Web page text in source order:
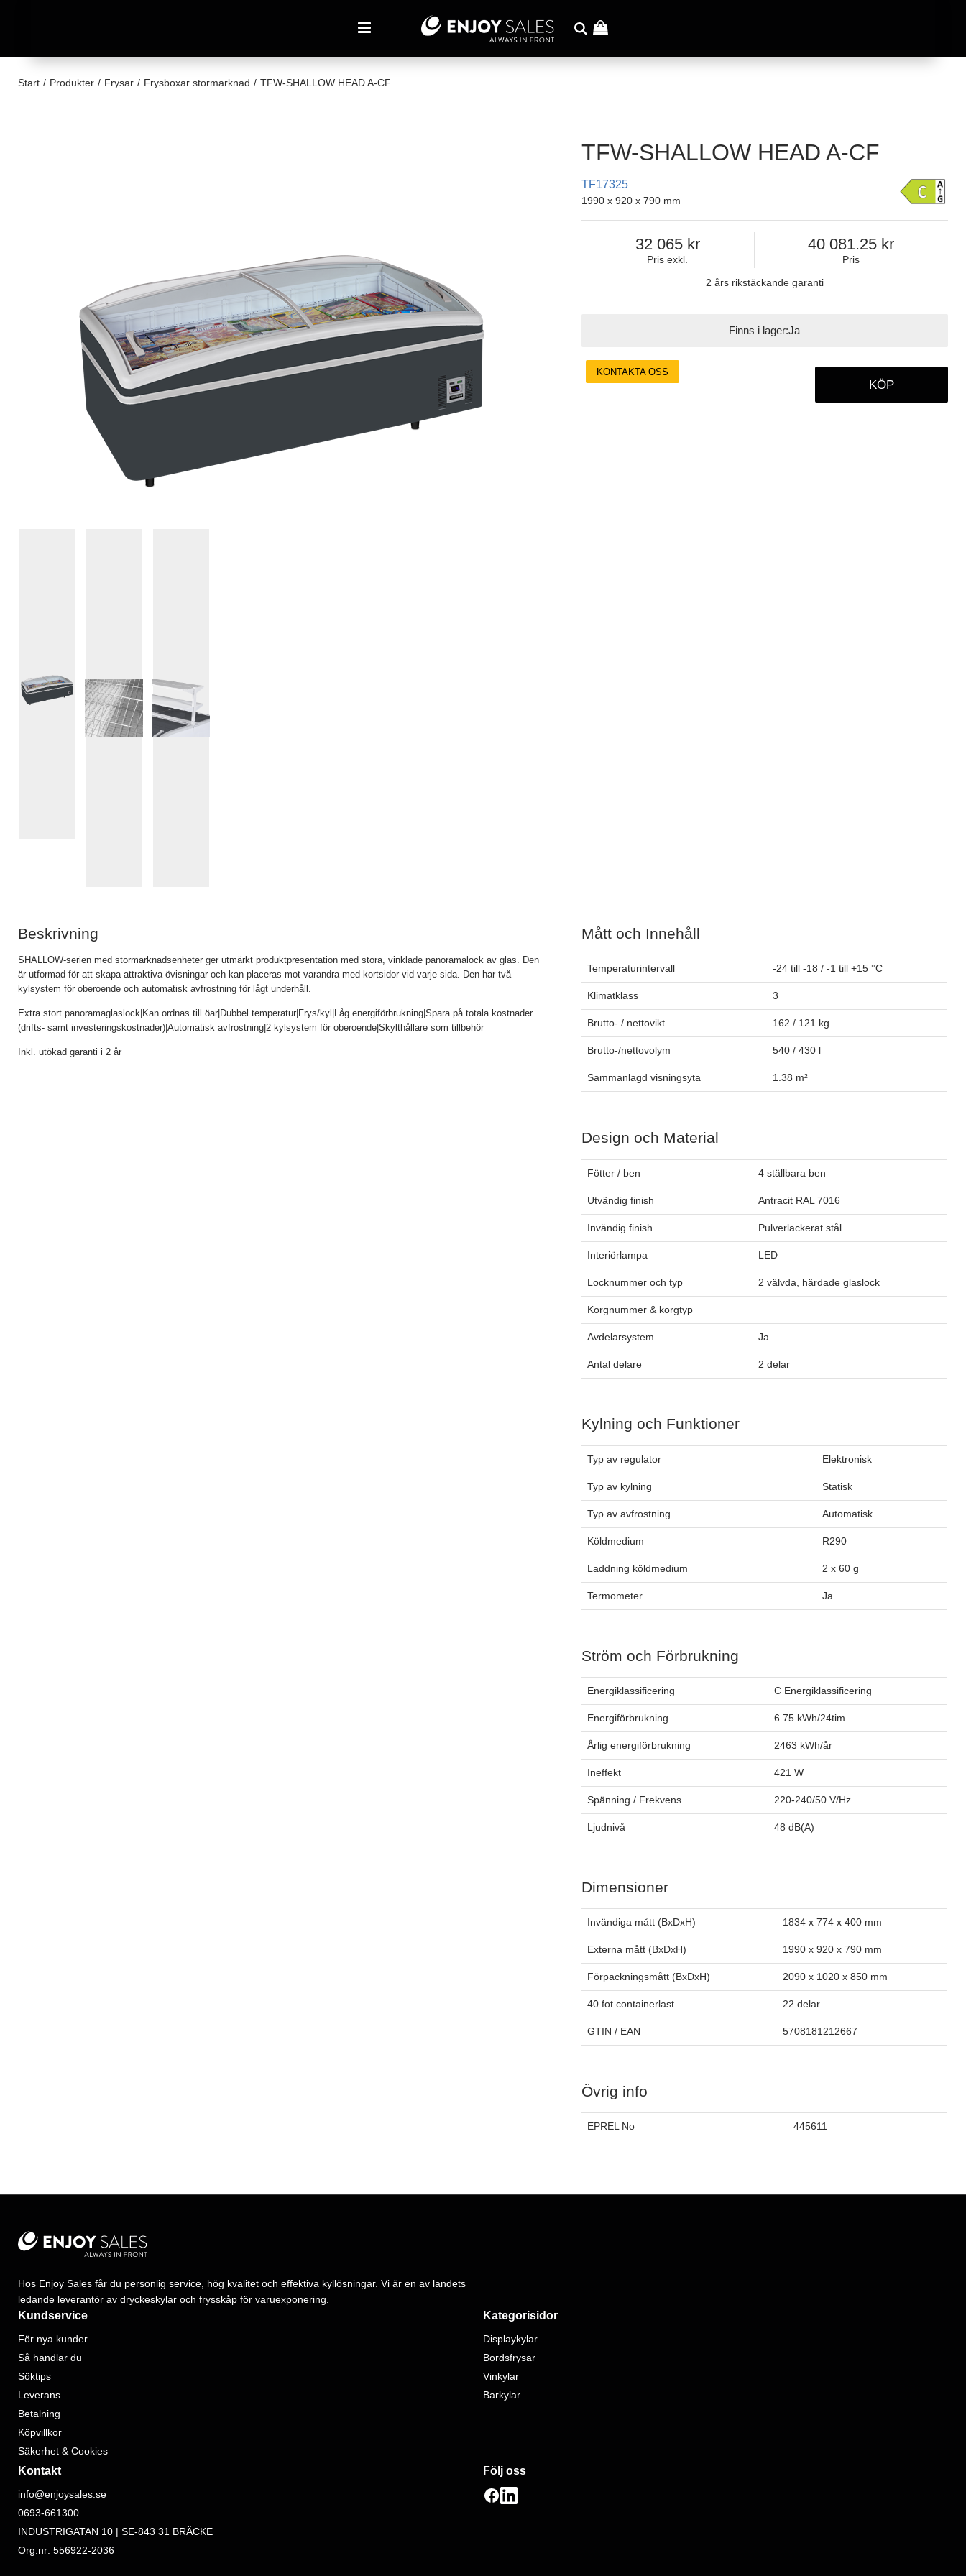
Start / Produkter / Frysar / Frysboxar stormarknad / TFW-SHALLOW HEAD A-CF
TFW-SHALLOW HEAD A-CF
TF17325
1990 x 920 x 790 mm
Pris exkl.
32 065
Pris
40 081.25
2 års rikstäckande garanti
Finns i lager:Ja
KONTAKTA OSS
KÖP
Beskrivning
SHALLOW-serien med stormarknadsenheter ger utmärkt produktpresentation med stora, vinklade panoramalock av glas. Den
är utformad för att skapa attraktiva övisningar och kan placeras mot varandra med kortsidor vid varje sida. Den har två
kylsystem för oberoende och automatisk avfrostning för lågt underhåll.
Extra stort panoramaglaslock|Kan ordnas till öar|Dubbel temperatur|Frys/kyl|Låg energiförbrukning|Spara på totala kostnader
(drifts- samt investeringskostnader)|Automatisk avfrostning|2 kylsystem för oberoende|Skylthållare som tillbehör
Inkl. utökad garanti i 2 år
Mått och Innehåll
Temperaturintervall -24 till -18 / -1 till +15 °C
Klimatklass 3
Brutto- / nettovikt 162 / 121 kg
Brutto-/nettovolym 540 / 430 l
Sammanlagd visningsyta 1.38 m²
Design och Material
Fötter / ben 4 ställbara ben
Utvändig finish Antracit RAL 7016
Invändig finish Pulverlackerat stål
Interiörlampa LED
Locknummer och typ 2 välvda, härdade glaslock
Korgnummer & korgtyp
Avdelarsystem Ja
Antal delare 2 delar
Kylning och Funktioner
Typ av regulator Elektronisk
Typ av kylning Statisk
Typ av avfrostning Automatisk
Köldmedium R290
Laddning köldmedium 2 x 60 g
Termometer Ja
Ström och Förbrukning
Energiklassificering C Energiklassificering
Energiförbrukning 6.75 kWh/24tim
Årlig energiförbrukning 2463 kWh/år
Ineffekt 421 W
Spänning / Frekvens 220-240/50 V/Hz
Ljudnivå 48 dB(A)
Dimensioner
Invändiga mått (BxDxH) 1834 x 774 x 400 mm
Externa mått (BxDxH) 1990 x 920 x 790 mm
Förpackningsmått (BxDxH) 2090 x 1020 x 850 mm
40 fot containerlast 22 delar
GTIN / EAN 5708181212667
Övrig info
EPREL No 445611
Hos Enjoy Sales får du personlig service, hög kvalitet och effektiva kyllösningar. Vi är en av landets
ledande leverantör av dryckeskylar och frysskåp för varuexponering.
Kundservice
För nya kunder
Så handlar du
Söktips
Leverans
Betalning
Köpvillkor
Säkerhet & Cookies
Kategorisidor
Displaykylar
Bordsfrysar
Vinkylar
Barkylar
Kontakt
info@enjoysales.se
0693-661300
INDUSTRIGATAN 10 | SE-843 31 BRÄCKE
Org.nr: 556922-2036
Följ oss